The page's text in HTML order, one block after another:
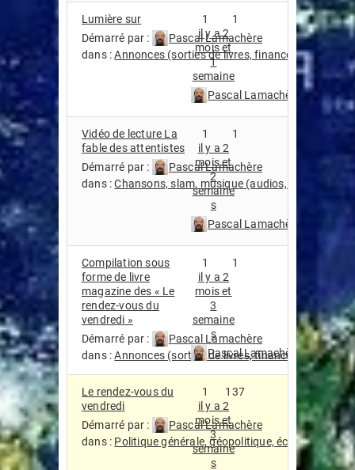
Lumière sur
Démarré par :
Pascal Lamachère
dans :Annonces (sorties de livres, financement
1
1
il y a 2
mois et
1
semaine
Pascal Lamachère
Vidéo de lecture La
fable des attentistes
Démarré par :
Pascal Lamachère
dans :Chansons, slam, musique (audios, streaming,
1
1
il y a 2
mois et
2
semaine
s
Pascal Lamachère
Compilation sous
forme de livre
magazine des « Le
rendez-vous du
vendredi »
Démarré par :
Pascal Lamachère
dans :Annonces (sorties de livres, financement
1
1
il y a 2
mois et
3
semaine
s
Pascal Lamachère
Le rendez-vous du
vendredi
Démarré par :
Pascal Lamachère
dans : Politique générale, géopolitique, économie,
1
137
il y a 2
mois et
3
semaine
s